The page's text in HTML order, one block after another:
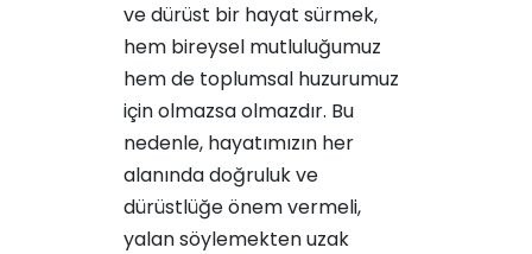
ve dürüst bir hayat sürmek,
hem bireysel mutluluğumuz
hem de toplumsal huzurumuz
için olmazsa olmazdır. Bu
nedenle, hayatımızın her
alanında doğruluk ve
dürüstlüğe önem vermeli,
yalan söylemekten uzak